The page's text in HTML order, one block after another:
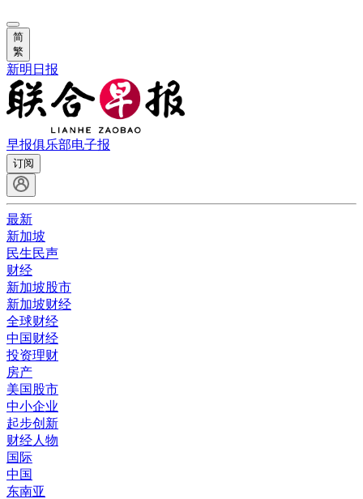
简
繁
新明日报
早报俱乐部电子报
订阅
最新
新加坡
民生民声
财经
新加坡股市
新加坡财经
全球财经
中国财经
投资理财
房产
美国股市
中小企业
起步创新
财经人物
国际
中国
东南亚